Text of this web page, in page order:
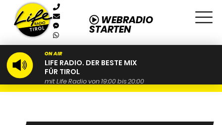
WEBRADIO
STARTEN
ON AIR
LIFE RADIO. DER BESTE MIX
FÜR TIROL
mit Life Radio von 19:00 bis 20:00